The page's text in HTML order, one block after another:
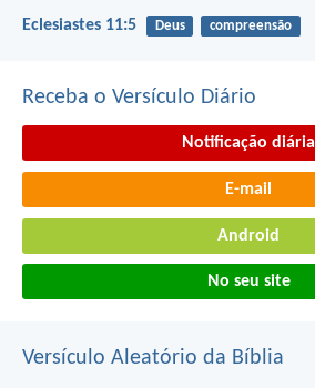
Eclesiastes 11:5 Deus compreensão
Receba o Versículo Diário
Notificação diária
E-mail
Android
No seu site
Versículo Aleatório da Bíblia